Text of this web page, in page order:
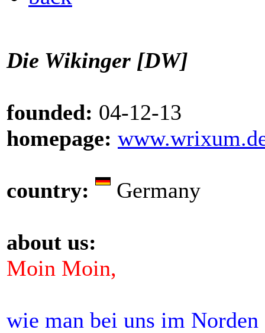
Die Wikinger [DW]
founded: 04-12-13
homepage:
country: Germany
about us:
Moin Moin,
wie man bei uns im Norden